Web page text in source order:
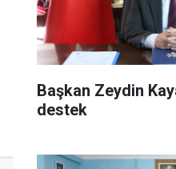
Başkan Zeydin
destek